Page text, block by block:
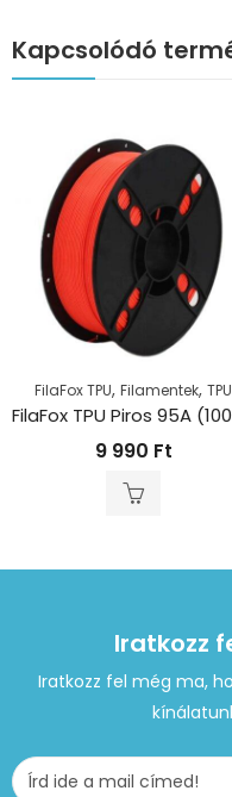
Kapcsolódó
FilaFox TPU, Filamentek, TPU
9 990 Ft
Iratkozz
Iratkozz fel még ma,